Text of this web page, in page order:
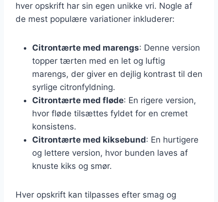
hver opskrift har sin egen unikke vri. Nogle af
de mest populære variationer inkluderer:
Citrontærte med marengs: Denne version
topper tærten med en let og luftig
marengs, der giver en dejlig kontrast til den
syrlige citronfyldning.
Citrontærte med fløde: En rigere version,
hvor fløde tilsættes fyldet for en cremet
konsistens.
Citrontærte med kiksebund: En hurtigere
og lettere version, hvor bunden laves af
knuste kiks og smør.
Hver opskrift kan tilpasses efter smag og